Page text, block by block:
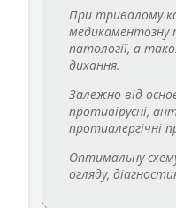
При тривалому
медикаментозну
патології, а
дихання.
Залежно від
противірусні,
протиалергічні
Оптимальну
огляду,